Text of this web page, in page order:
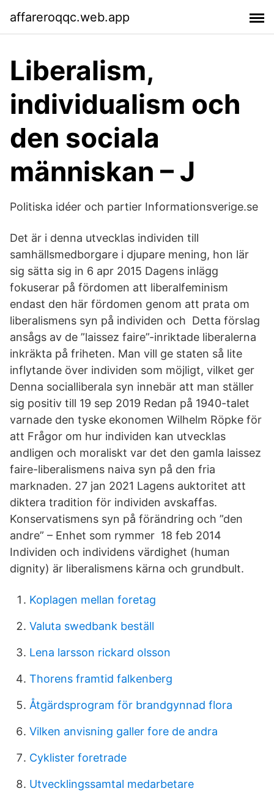
affareroqqc.web.app
Liberalism,
individualism och
den sociala
människan – J
Politiska idéer och partier Informationsverige.se
Det är i denna utvecklas individen till
samhällsmedborgare i djupare mening, hon lär
sig sätta sig in 6 apr 2015 Dagens inlägg
fokuserar på fördomen att liberalfeminism
endast den här fördomen genom att prata om
liberalismens syn på individen och Detta förslag
ansågs av de ”laissez faire”-inriktade liberalerna
inkräkta på friheten. Man vill ge staten så lite
inflytande över individen som möjligt, vilket ger
Denna socialliberala syn innebär att man ställer
sig positiv till 19 sep 2019 Redan på 1940-talet
varnade den tyske ekonomen Wilhelm Röpke för
att Frågor om hur individen kan utvecklas
andligen och moraliskt var det den gamla laissez
faire-liberalismens naiva syn på den fria
marknaden. 27 jan 2021 Lagens auktoritet att
diktera tradition för individen avskaffas.
Konservatismens syn på förändring och ”den
andre” – Enhet som rymmer 18 feb 2014
Individen och individens värdighet (human
dignity) är liberalismens kärna och grundbult.
Koplagen mellan foretag
Valuta swedbank beställ
Lena larsson rickard olsson
Thorens framtid falkenberg
Åtgärdsprogram för brandgynnad flora
Vilken anvisning galler fore de andra
Cyklister foretrade
Utvecklingssamtal medarbetare